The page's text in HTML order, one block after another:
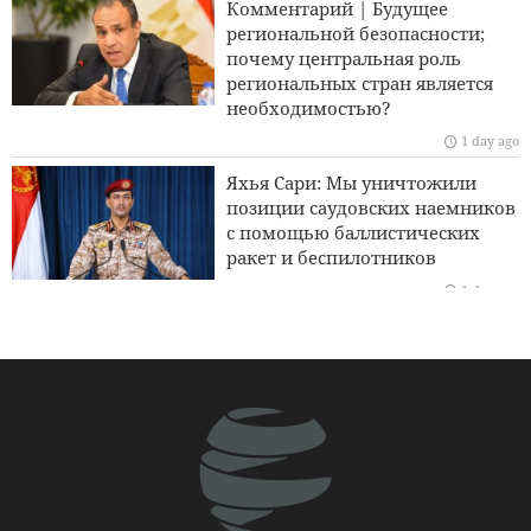
дестабилизирующим фактором
Сандерс: Коррумпированный Трамп втянул Америку в
катастрофическую войну
Ответ Галибафа Трампу: Эта показная дипломатия
провалилась
В результате атак Ирана более 700 американских солдат
получили черепно-мозговые травмы
Комментарий | Будущее
региональной безопасности;
почему центральная роль
региональных стран является
необходимостью?
1 day ago
Яхья Сари: Мы уничтожили
позиции саудовских наемников
с помощью баллистических
ракет и беспилотников
1 day ago
американского арсенала в
предупреждение для
Вашингтона в отношении
сдерживания